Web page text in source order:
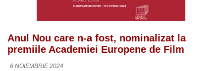
Anul Nou care n-a fost, nominalizat la
premiile Academiei Europene de Film
6 NOIEMBRIE 2024